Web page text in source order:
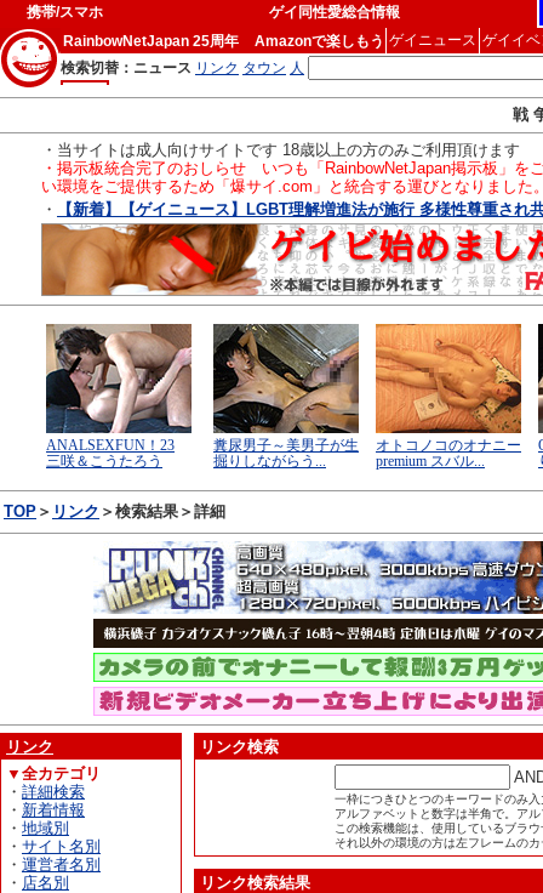
携帯/スマホ
ゲイ同性愛総合情報
RainbowNetJapan 25周年
Amazonで楽しもう ゲイニュース ゲイイ
戦
・当サイトは成人向けサイトです 18歳以上の方のみご利用頂けます
・掲示板統合完了のおしらせ いつも「RainbowNetJapan掲示板」を
い環境をご提供するため「爆サイ.com」と統合する運びとなりました
・
【新着】【ゲイニュース】LGBT理解増進法が施行 多様性尊重され
TOP ＞ リンク ＞検索結果＞詳細
リンク
▼全カテゴリ
・ 詳細検索
・ 新着情報
・ 地域別
・ サイト名別
・ 運営者名別
・ 店名別
リンク検索
一枠につきひとつのキーワードのみ
アルファベットと数字は半角で。ア
この検索機能は、使用しているブラ
それ以外の環境の方は左フレームの
リンク検索結果